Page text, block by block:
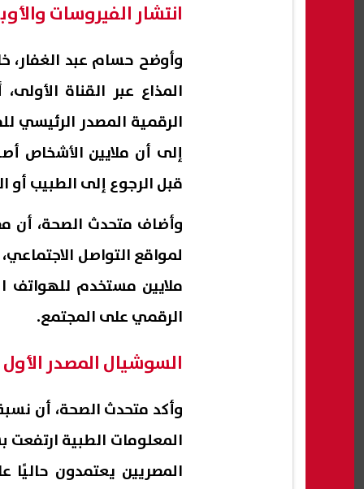
انتشار الفيروسات
وأوضح حسام عبد الغفار،
المذاع عبر القناة
الرقمية المصدر الرئيسي
إلى أن ملايين الأشخاص
قبل الرجوع إلى الطبيب أو
ملايين مستخدم للهواتف
الرقمي على المجتمع.
السوشيال المصدر
وأكد متحدث الصحة، أن
المصريين يعتمدون حاليًا